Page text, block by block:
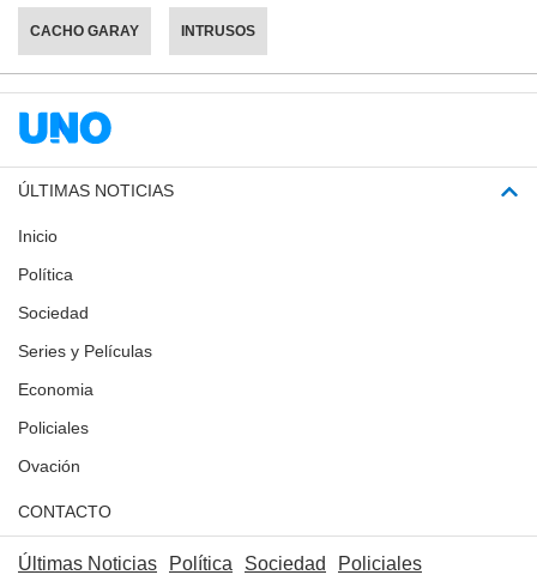
CACHO GARAY INTRUSOS
ÚLTIMAS NOTICIAS
Inicio
Política
Sociedad
Series y Películas
Economia
Policiales
Ovación
CONTACTO
Últimas Noticias Política Sociedad Policiales